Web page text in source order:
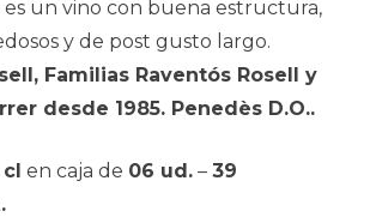
un vino con buena estructura,
y de post gusto largo.
Familias Raventós Rosell y
desde 1985. Penedès D.O..
cl en caja de 06 ud. – 39